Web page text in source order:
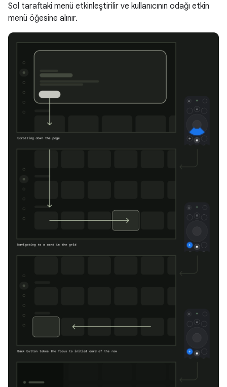
Sol taraftaki menü etkinleştirilir ve kullanıcının odağı etkin
menü öğesine alınır.